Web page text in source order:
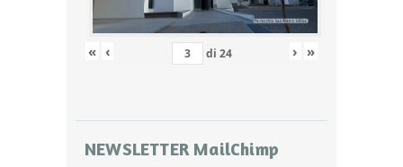
« ‹ di 24 › »
NEWSLETTER MailChimp